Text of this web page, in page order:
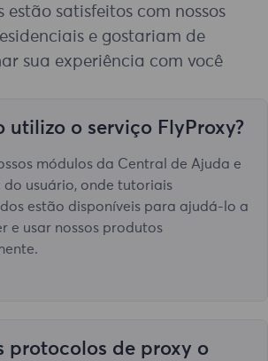
estão satisfeitos com nossos
e gostariam de
sua experiência com você
utilizo o serviço FlyProxy?
módulos da Central de Ajuda e
do usuário, onde tutoriais
estão disponíveis para ajudá-lo a
e usar nossos produtos
protocolos de proxy o